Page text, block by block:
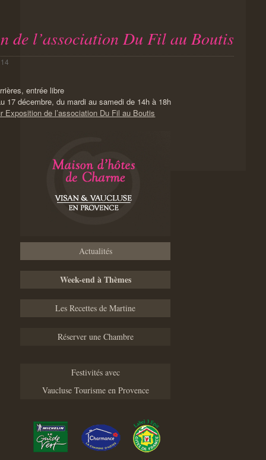
de l’association Du Fil au Boutis
entrée libre
17 décembre, du mardi au samedi de 14h à 18h
Exposition de l’association Du Fil au Boutis
Actualités
Week-end à Thèmes
Les Recettes de Martine
Réserver une Chambre
Festivités avec
Vaucluse Tourisme en Provence